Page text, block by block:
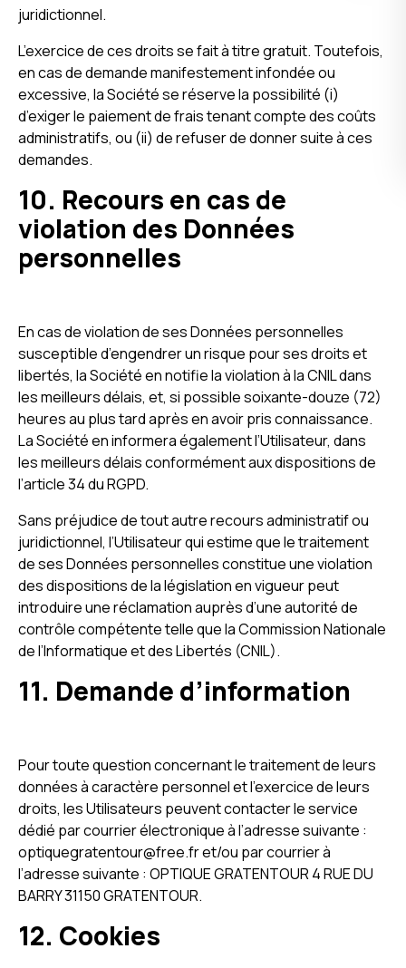
juridictionnel.
L’exercice de ces droits se fait à titre gratuit. Toutefois,
en cas de demande manifestement infondée ou
excessive, la Société se réserve la possibilité (i)
d’exiger le paiement de frais tenant compte des coûts
administratifs, ou (ii) de refuser de donner suite à ces
demandes.
10. Recours en cas de
violation des Données
personnelles
En cas de violation de ses Données personnelles
susceptible d’engendrer un risque pour ses droits et
libertés, la Société en notifie la violation à la CNIL dans
les meilleurs délais, et, si possible soixante-douze (72)
heures au plus tard après en avoir pris connaissance.
La Société en informera également l’Utilisateur, dans
les meilleurs délais conformément aux dispositions de
l’article 34 du RGPD.
Sans préjudice de tout autre recours administratif ou
juridictionnel, l’Utilisateur qui estime que le traitement
de ses Données personnelles constitue une violation
des dispositions de la législation en vigueur peut
introduire une réclamation auprès d’une autorité de
contrôle compétente telle que la Commission Nationale
de l’Informatique et des Libertés (CNIL).
11. Demande d’information
Pour toute question concernant le traitement de leurs
données à caractère personnel et l’exercice de leurs
droits, les Utilisateurs peuvent contacter le service
dédié par courrier électronique à l’adresse suivante :
optiquegratentour@free.fr et/ou par courrier à
l’adresse suivante : OPTIQUE GRATENTOUR 4 RUE DU
BARRY 31150 GRATENTOUR.
12. Cookies